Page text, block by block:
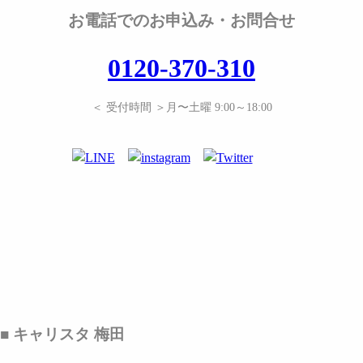
お電話でのお申込み・お問合せ
0120-370-310
＜ 受付時間 ＞月〜土曜 9:00～18:00
■ キャリスタ 梅田